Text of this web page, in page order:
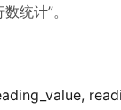
统计”。